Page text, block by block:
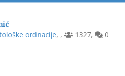
ordinacije, , 1327, 0